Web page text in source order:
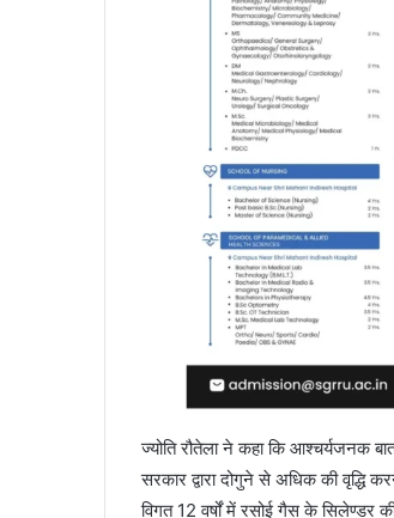
ज्योति रौतेला ने कहा कि आश्चर्यजनक
सरकार द्वारा दोगुने से अधिक की वृद्धि
विगत 12 वर्षों में रसोई गैस के सिलेण्डर